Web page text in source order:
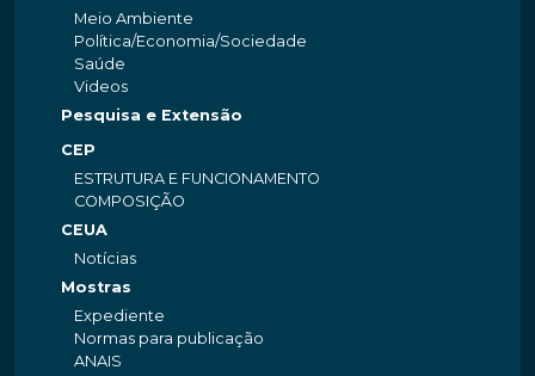
Meio Ambiente
Política/Economia/Sociedade
Saúde
Videos
Pesquisa e Extensão
CEP
ESTRUTURA E FUNCIONAMENTO
COMPOSIÇÃO
CEUA
Notícias
Mostras
Expediente
Normas para publicação
ANAIS